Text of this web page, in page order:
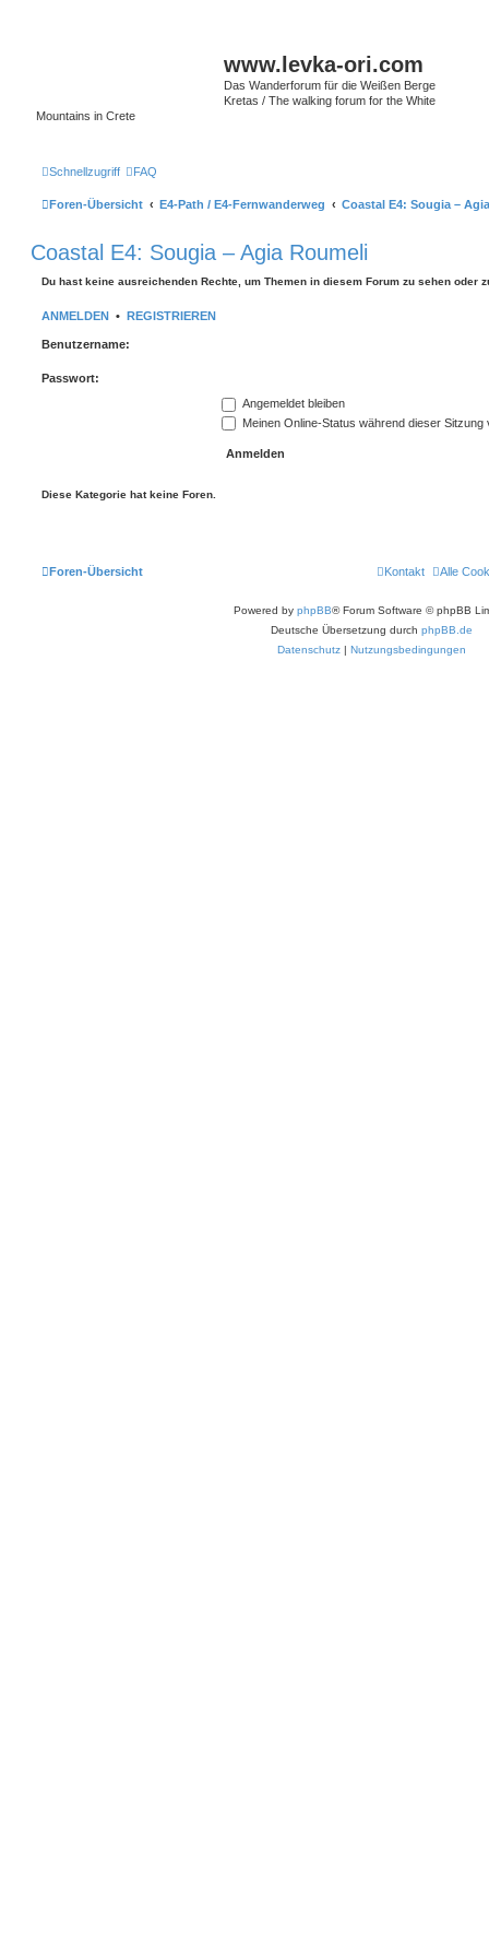
www.levka-ori.com
Das Wanderforum für die Weißen Berge
Kretas / The walking forum for the White
Mountains in Crete
Schnellzugriff FAQ
Foren-Übersicht E4-Path / E4-Fernwanderweg Coastal E4: Sougia –
Coastal E4: Sougia – Agia Roumeli
Du hast keine ausreichenden Rechte, um Themen in diesem Forum zu sehen oder
ANMELDEN • REGISTRIEREN
Benutzername:
Passwort:
Angemeldet bleiben
Meinen Online-Status während dieser Sitzung
Diese Kategorie hat keine Foren.
Foren-Übersicht Alle
Kontakt
Powered by phpBB® Forum Software © phpBB
Deutsche Übersetzung durch phpBB.de
Datenschutz | Nutzungsbedingungen